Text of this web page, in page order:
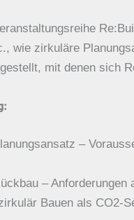
wie zirkuläre
mit denen sich
–
–
Bauen als CO2-